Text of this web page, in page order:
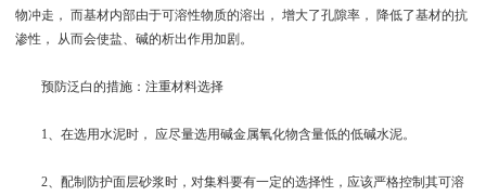
物冲走， 而基材内部由于可溶性物质的溶出， 增大了孔隙率， 降低了基材的抗
渗性， 从而会使盐、碱的析出作用加剧。
预防泛白的措施：注重材料选择
1、在选用水泥时， 应尽量选用碱金属氧化物含量低的低碱水泥。
2、配制防护面层砂浆时，对集料要有一定的选择性，应该严格控制其可溶